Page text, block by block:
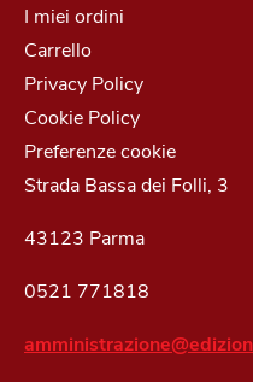
I miei ordini
Carrello
Privacy Policy
Cookie Policy
Preferenze cookie
Strada Bassa dei Folli, 3
43123 Parma
0521 771818